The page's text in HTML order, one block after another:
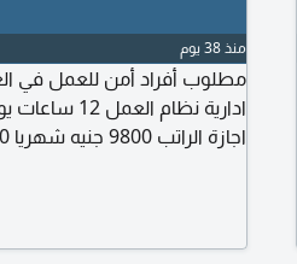
منذ 38 يوم
مطلوب أفراد أمن للعمل في